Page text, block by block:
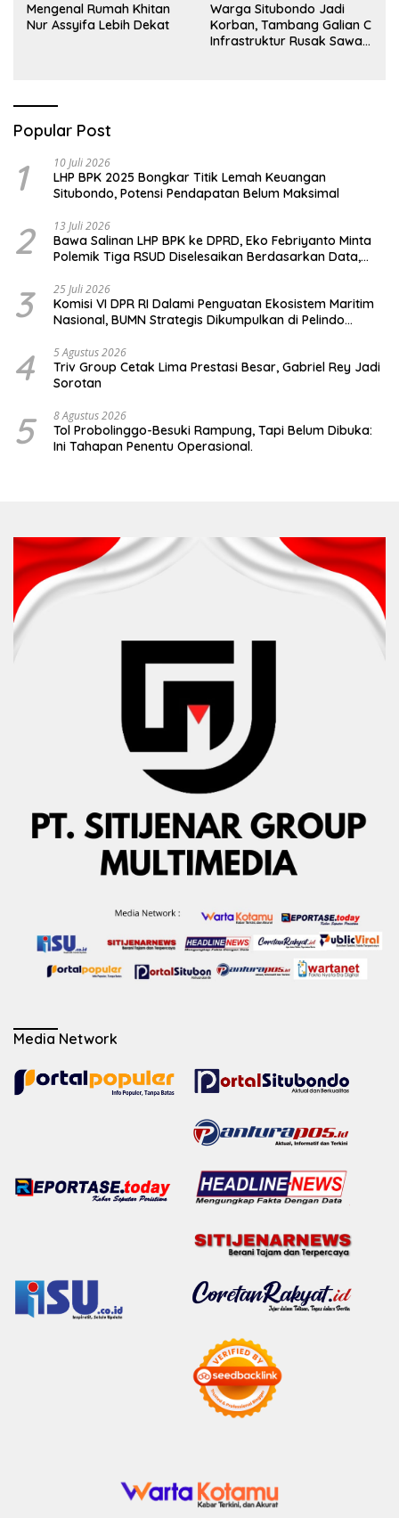
Mengenal Rumah Khitan
Nur Assyifa Lebih Dekat
Warga Situbondo Jadi
Korban, Tambang Galian C
Infrastruktur Rusak Sawah
Popular Post
1 10 Juli 2026
LHP BPK 2025 Bongkar Titik Lemah Keuangan
Situbondo, Potensi Pendapatan Belum Maksimal
2 13 Juli 2026
Bawa Salinan LHP BPK ke DPRD, Eko Febriyanto Minta
Polemik Tiga RSUD Diselesaikan Berdasarkan Data,
3 25 Juli 2026
Komisi VI DPR RI Dalami Penguatan Ekosistem Maritim
Nasional, BUMN Strategis Dikumpulkan di Pelindo
4 5 Agustus 2026
Triv Group Cetak Lima Prestasi Besar, Gabriel Rey Jadi
Sorotan
5 8 Agustus 2026
Tol Probolinggo-Besuki Rampung, Tapi Belum Dibuka:
Ini Tahapan Penentu Operasional.
Media Network